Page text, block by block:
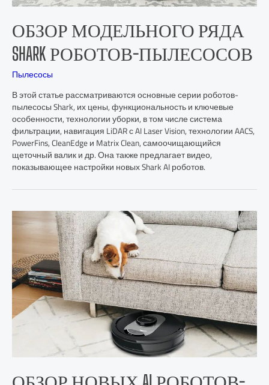
ОБЗОР МОДЕЛЬНОГО РЯДА
SHARK РОБОТОВ-ПЫЛЕСОСОВ
Пылесосы
В этой статье рассматриваются основные серии роботов-
пылесосы Shark, их цены, функциональность и ключевые
особенности, технологии уборки, в том числе система
фильтрации, навигация LiDAR с AI Laser Vision, технологии AACS,
PowerFins, CleanEdge и Matrix Clean, самоочищающийся
щеточный валик и др. Она также предлагает видео,
показывающее настройки новых Shark AI роботов.